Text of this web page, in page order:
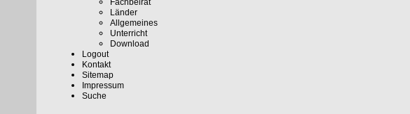
Fachbeirat
Länder
Allgemeines
Unterricht
Download
Logout
Kontakt
Sitemap
Impressum
Suche